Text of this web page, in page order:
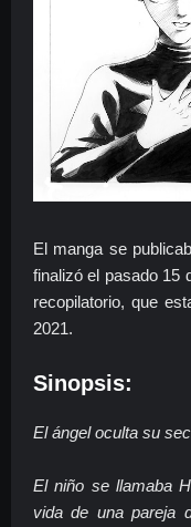
El manga se
finalizó el pasado 15
recopilatorio, que
2021.
Sinopsis:
El ángel oculta su
El niño se llamaba
vida de una pareja